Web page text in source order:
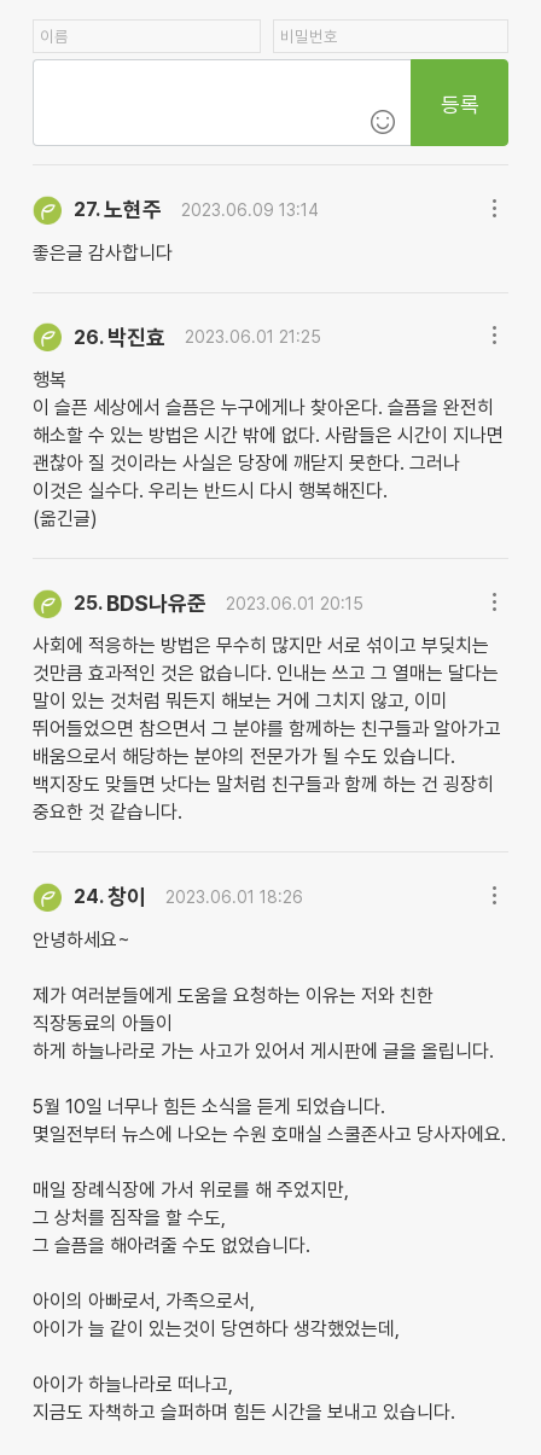
등록
27.노현주 2023.06.09 13:14
좋은글 감사합니다
26. 박진효 2023.06.01 21:25
행복
이 슬픈 세상에서 슬픔은 누구에게나 찾아온다. 슬픔을 완전히
해소할 수 있는 방법은 시간 밖에 없다. 사람들은 시간이 지나면
괜찮아 질 것이라는 사실은 당장에 깨닫지 못한다. 그러나
이것은 실수다. 우리는 반드시 다시 행복해진다.
(옮긴글)
25. BDS나유준 2023.06.01 20:15
사회에 적응하는 방법은 무수히 많지만 서로 섞이고 부딪치는
것만큼 효과적인 것은 없습니다. 인내는 쓰고 그 열매는 달다는
말이 있는 것처럼 뭐든지 해보는 거에 그치지 않고, 이미
뛰어들었으면 참으면서 그 분야를 함께하는 친구들과 알아가고
배움으로서 해당하는 분야의 전문가가 될 수도 있습니다.
백지장도 맞들면 낫다는 말처럼 친구들과 함께 하는 건 굉장히
중요한 것 같습니다.
24.창이 2023.06.01 18:26
안녕하세요~
제가 여러분들에게 도움을 요청하는 이유는 저와 친한
직장동료의 아들이
하게 하늘나라로 가는 사고가 있어서 게시판에 글을 올립니다.
5월 10일 너무나 힘든 소식을 듣게 되었습니다.
몇일전부터 뉴스에 나오는 수원 호매실 스쿨존사고 당사자에요.
매일 장례식장에 가서 위로를 해 주었지만,
그 상처를 짐작을 할 수도,
그 슬픔을 해아려줄 수도 없었습니다.
아이의 아빠로서, 가족으로서,
아이가 늘 같이 있는것이 당연하다 생각했었는데,
아이가 하늘나라로 떠나고,
지금도 자책하고 슬퍼하며 힘든 시간을 보내고 있습니다.